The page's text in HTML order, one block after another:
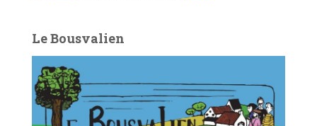
Le Bousvalien